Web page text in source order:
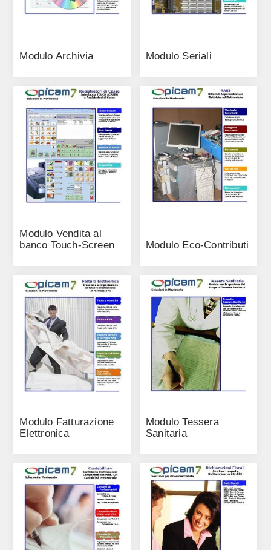
Modulo Archivia Modulo Seriali
Modulo Vendita al
banco Touch-Screen
Modulo Eco-Contributi
Modulo Fatturazione
Elettronica
Modulo Tessera
Sanitaria